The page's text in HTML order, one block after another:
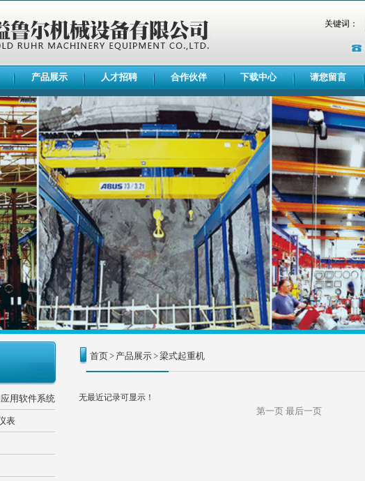
关键词：
产品展示 人才招聘 合作伙伴 下载中心 请您留言
用软件系统
表
首页> 产品展示>梁式起重机
无最近记录可显示！
第一页 最后一页